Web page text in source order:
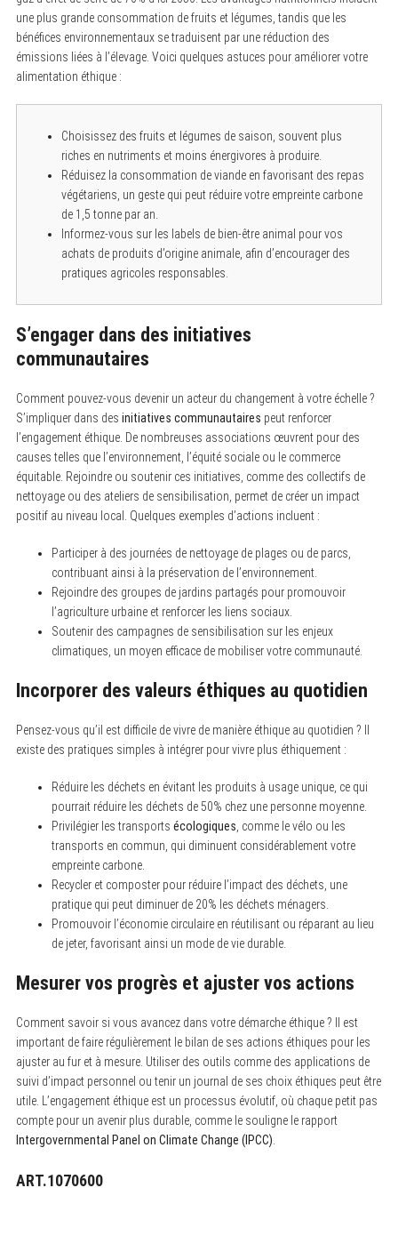
une plus grande consommation de fruits et légumes, tandis que les
bénéfices environnementaux se traduisent par une réduction des
émissions liées à l’élevage. Voici quelques astuces pour améliorer votre
alimentation éthique :
Choisissez des fruits et légumes de saison, souvent plus
riches en nutriments et moins énergivores à produire.
Réduisez la consommation de viande en favorisant des repas
végétariens, un geste qui peut réduire votre empreinte carbone
de 1,5 tonne par an.
Informez-vous sur les labels de bien-être animal pour vos
achats de produits d’origine animale, afin d’encourager des
pratiques agricoles responsables.
S’engager dans des initiatives
communautaires
Comment pouvez-vous devenir un acteur du changement à votre échelle ?
S’impliquer dans des initiatives communautaires peut renforcer
l’engagement éthique. De nombreuses associations œuvrent pour des
causes telles que l’environnement, l’équité sociale ou le commerce
équitable. Rejoindre ou soutenir ces initiatives, comme des collectifs de
nettoyage ou des ateliers de sensibilisation, permet de créer un impact
positif au niveau local. Quelques exemples d’actions incluent :
Participer à des journées de nettoyage de plages ou de parcs,
contribuant ainsi à la préservation de l’environnement.
Rejoindre des groupes de jardins partagés pour promouvoir
l’agriculture urbaine et renforcer les liens sociaux.
Soutenir des campagnes de sensibilisation sur les enjeux
climatiques, un moyen efficace de mobiliser votre communauté.
Incorporer des valeurs éthiques au quotidien
Pensez-vous qu’il est difficile de vivre de manière éthique au quotidien ? Il
existe des pratiques simples à intégrer pour vivre plus éthiquement :
Réduire les déchets en évitant les produits à usage unique, ce qui
pourrait réduire les déchets de 50% chez une personne moyenne.
Privilégier les transports écologiques , comme le vélo ou les
transports en commun, qui diminuent considérablement votre
empreinte carbone.
Recycler et composter pour réduire l’impact des déchets, une
pratique qui peut diminuer de 20% les déchets ménagers.
Promouvoir l’économie circulaire en réutilisant ou réparant au lieu
de jeter, favorisant ainsi un mode de vie durable.
Mesurer vos progrès et ajuster vos actions
Comment savoir si vous avancez dans votre démarche éthique ? Il est
important de faire régulièrement le bilan de ses actions éthiques pour les
ajuster au fur et à mesure. Utiliser des outils comme des applications de
suivi d’impact personnel ou tenir un journal de ses choix éthiques peut être
utile. L’engagement éthique est un processus évolutif, où chaque petit pas
compte pour un avenir plus durable, comme le souligne le rapport
Intergovernmental Panel on Climate Change (IPCC)
ART.1070600
a
r
c
f